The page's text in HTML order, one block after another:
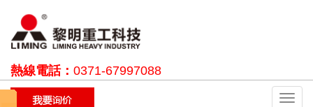
熱線電話： 0371-67997088
切